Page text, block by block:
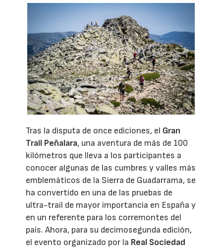
Tras la disputa de once ediciones, el Gran
Trail Peñalara, una aventura de más de 100
kilómetros que lleva a los participantes a
conocer algunas de las cumbres y valles más
emblemáticos de la Sierra de Guadarrama, se
ha convertido en una de las pruebas de
ultra-trail de mayor importancia en España y
en un referente para los corremontes del
país. Ahora, para su decimosegunda edición,
el evento organizado por la Real Sociedad